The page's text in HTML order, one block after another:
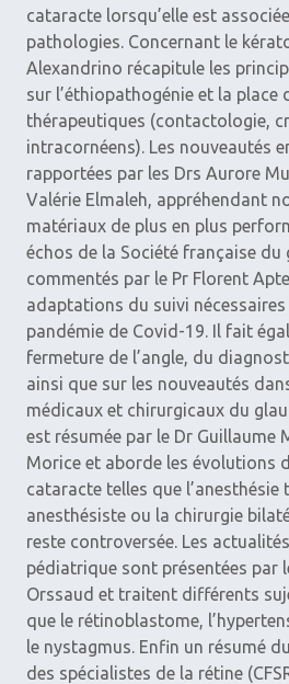
cataracte lorsqu’elle est
pathologies. ­Concernant le
Alexandrino récapitule les
sur l’éthiopathogénie et la place
thérapeutiques (contactologie,
intra­cornéens). Les nouveautés
rapportées par les Drs Aurore
Valérie Elmaleh, appréhendant
matériaux de plus en plus
échos de la Société française
commentés par le Pr Florent
adaptations du suivi
pandémie de Covid-19. Il fait
fermeture de l’angle, du
ainsi que sur les nouveautés
médicaux et chirurgicaux du
est ­résumée par le Dr Guillaume
Morice et aborde les évolutions
cataracte telles que l’anesthésie
anesthésiste ou la chirurgie
reste controversée. Les
pédiatrique sont présentées par
Orssaud et traitent ­différents
que le rétinoblastome,
le nystagmus. Enfin un résumé
des ­spécialistes de la rétine